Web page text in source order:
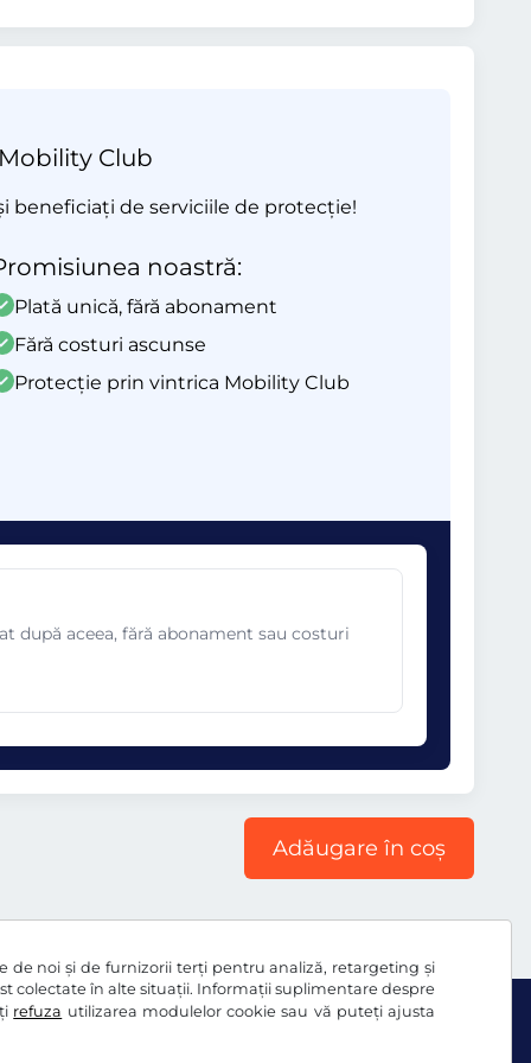
de noi și de furnizorii terți pentru analiză, retargeting și
colectate în alte situații. Informații suplimentare despre
refuza utilizarea modulelor cookie sau vă puteți ajusta
Club
beneficiați de serviciile de protecție!
noastră:
Plată unică, fără abonament
Fără costuri ascunse
Protecție prin vintrica Mobility Club
după aceea, fără abonament sau costuri
Adăugare în coș